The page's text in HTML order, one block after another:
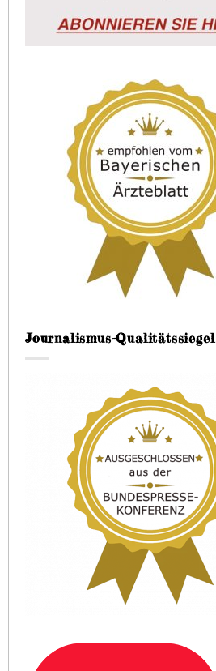
Journalismus-Qualitätssiegel